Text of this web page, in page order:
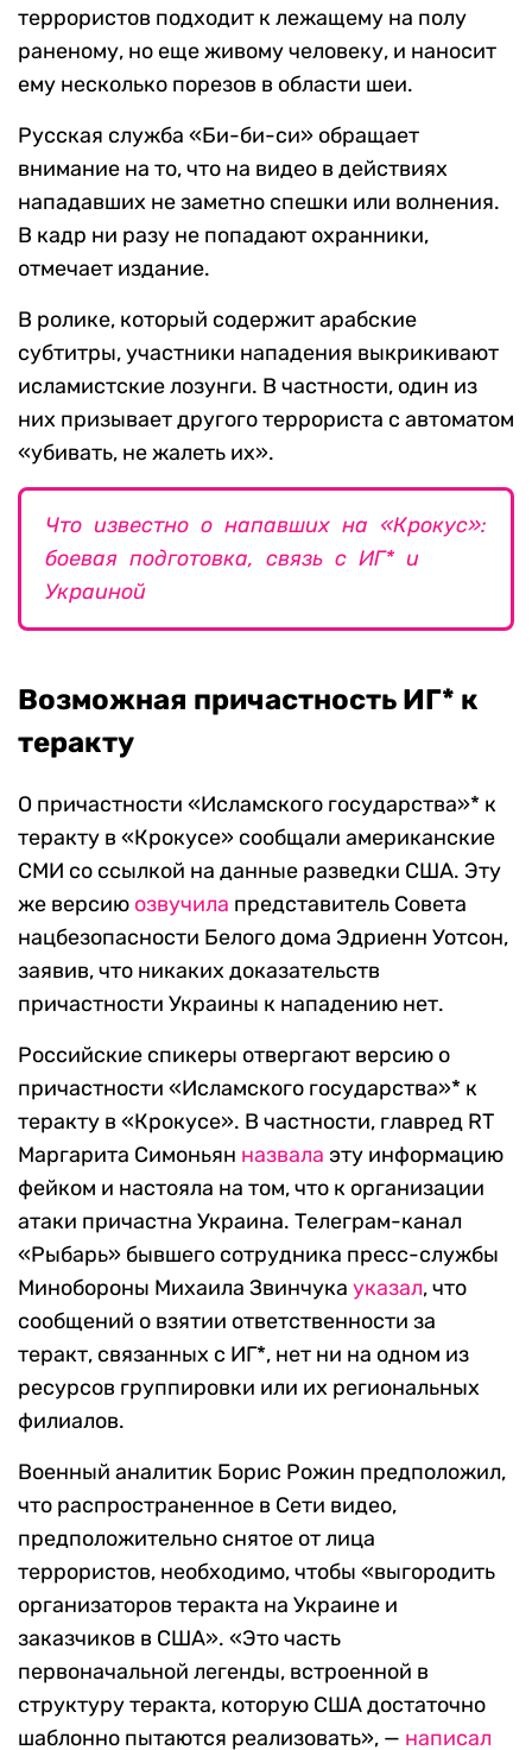
террористов подходит к лежащему на полу
раненому, но еще живому человеку, и наносит
ему несколько порезов в области шеи.
Русская служба «Би-би-си» обращает
внимание на то, что на видео в действиях
нападавших не заметно спешки или волнения.
В кадр ни разу не попадают охранники,
отмечает издание.
В ролике, который содержит арабские
субтитры, участники нападения выкрикивают
исламистские лозунги. В частности, один из
них призывает другого террориста с автоматом
«убивать, не жалеть их».
Что известно о напавших на «Крокус»:
боевая подготовка, связь с ИГ* и
Украиной
Возможная причастность ИГ* к
теракту
О причастности «Исламского государства»* к
теракту в «Крокусе» сообщали американские
СМИ со ссылкой на данные разведки США. Эту
же версию озвучила представитель Совета
нацбезопасности Белого дома Эдриенн Уотсон,
заявив, что никаких доказательств
причастности Украины к нападению нет.
Российские спикеры отвергают версию о
причастности «Исламского государства»* к
теракту в «Крокусе». В частности, главред RT
Маргарита Симоньян назвала эту информацию
фейком и настояла на том, что к организации
атаки причастна Украина. Телеграм-канал
«Рыбарь» бывшего сотрудника пресс-службы
Минобороны Михаила Звинчука указал, что
сообщений о взятии ответственности за
теракт, связанных с ИГ*, нет ни на одном из
ресурсов группировки или их региональных
филиалов.
Военный аналитик Борис Рожин предположил,
что распространенное в Сети видео,
предположительно снятое от лица
террористов, необходимо, чтобы «выгородить
организаторов теракта на Украине и
заказчиков в США». «Это часть
первоначальной легенды, встроенной в
структуру теракта, которую США достаточно
шаблонно пытаются реализовать», — написал